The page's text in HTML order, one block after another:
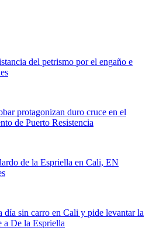
del petrismo por el engaño e
protagonizan duro cruce en el
de Puerto Resistencia
de la Espriella en Cali, EN
día sin carro en Cali y pide levantar la
a De la Espriella